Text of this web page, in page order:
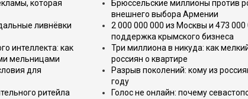
которая
ливнёвки
интеллекта: как
мельницами
для
ритейла
Брюссельские миллионы против
внешнего выбора Армении
2 000 000 000 из Москвы и 473
поддержка крымского бизнеса
Три миллиона в никуда: как
россиян о квартире
Разрыв поколений: кому из
году
Голос не онлайн: почему